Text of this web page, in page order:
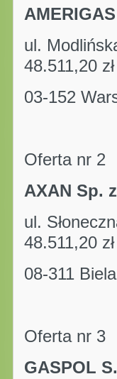
ul.
48.511,20 zł
03-
Oferta nr 2
AXAN Sp.
ul.
48.511,20 zł
08-
Oferta nr 3
GASPOL